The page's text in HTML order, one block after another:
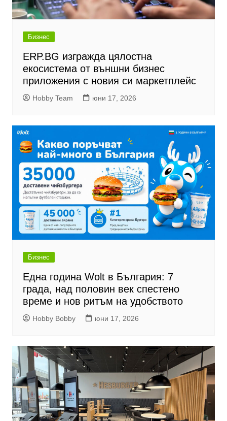
Бизнес
ERP.BG изгражда цялостна
екосистема от външни бизнес
приложения с новия си маркетплейс
Hobby Team юни 17, 2026
Бизнес
Една година Wolt в България: 7
града, над половин век спестено
време и нов ритъм на удобството
Hobby Bobby юни 17, 2026